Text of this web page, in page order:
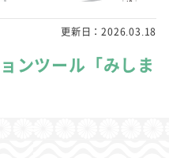
更新日：2026.03.18
ンツール「みしま